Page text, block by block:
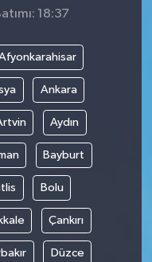
18:37
Ankara
Aydın
Bayburt
Bolu
Çankırı
Düzce